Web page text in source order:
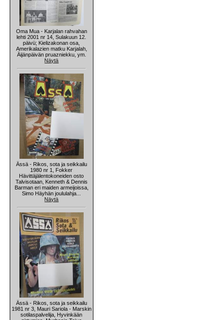
Oma Mua - Karjalan rahvahan
lehti 2001 nr 14, Sulakuun 12.
päivü; Kielizakonan osa,
Amerikalazien matku Karjalah,
Äijänpäivän pruazniekku, ym.
Näytä
Ässä - Rikos, sota ja seikkailu
1980 nr 1, Fokker
Hävittäjälentokoneiden osto
Talvisotaan, Kenneth & Dennis
Barman eri maiden armeijoissa,
Simo Häyhän joululahja...
Näytä
Ässä - Rikos, sota ja seikkailu
1981 nr 3, Mauri Sariola - Marskin
sotilaspalvelija, Hyvinkään